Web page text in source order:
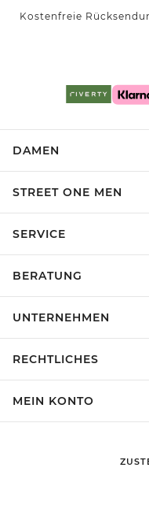
Kostenfreie
DAMEN
STREET ONE MEN
SERVICE
BERATUNG
UNTERNEHMEN
RECHTLICHES
MEIN KONTO